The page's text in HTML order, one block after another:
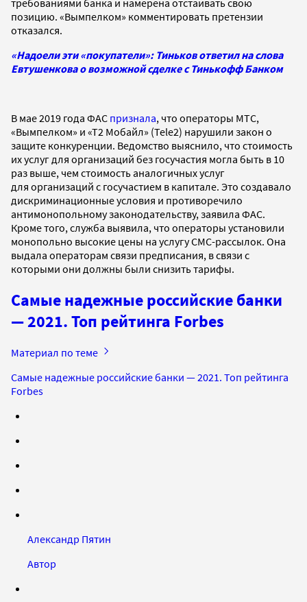
позицию. «Вымпелком» комментировать претензии
отказался.
«Надоели эти «покупатели»: Тиньков ответил на слова
Евтушенкова о возможной сделке с Тинькофф Банком
В мае 2019 года ФАС признала, что операторы МТС,
«Вымпелком» и «Т2 Мобайл» (Tele2) нарушили закон о
защите конкуренции. Ведомство выяснило, что стоимость
их услуг для организаций без госучастия могла быть в 10
раз выше, чем стоимость аналогичных услуг
для организаций с госучастием в капитале. Это создавало
дискриминационные условия и противоречило
антимонопольному законодательству, заявила ФАС.
Кроме того, служба выявила, что операторы установили
монопольно высокие цены на услугу СМС-рассылок. Она
выдала операторам связи предписания, в связи с
которыми они должны были снизить тарифы.
Самые надежные российские банки
— 2021. Топ рейтинга Forbes
Материал по теме
Самые надежные российские банки — 2021. Топ рейтинга
Forbes
Александр Пятин
Автор